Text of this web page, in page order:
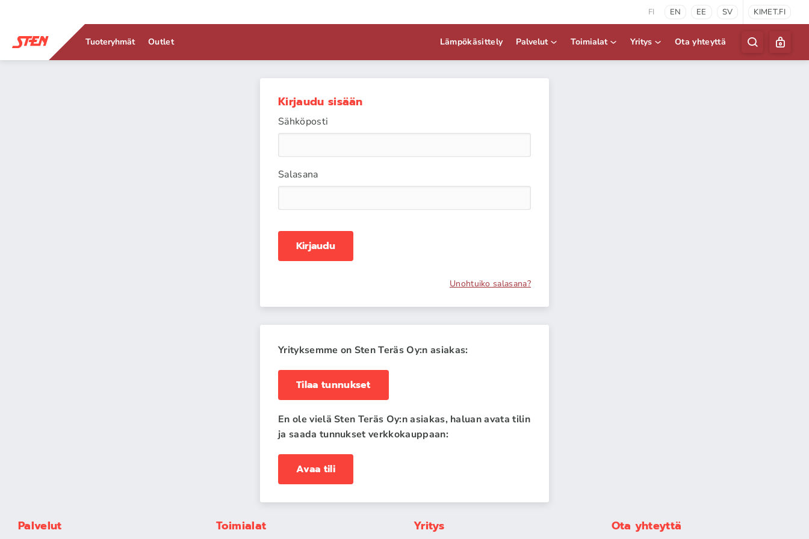
FI EN EE SV KIMET.FI
Tuoteryhmät Outlet Lämpökäsittely Palvelut Toimialat Yritys Ota yhteyttä
Kirjaudu sisään
Sähköposti
Salasana
Kirjaudu
Unohtuiko salasana?
Yrityksemme on Sten Teräs Oy:n asiakas:
Tilaa tunnukset
En ole vielä Sten Teräs Oy:n asiakas, haluan avata tilin
ja saada tunnukset verkkokauppaan:
Avaa tili
Palvelut Toimialat Yritys Ota yhteyttä